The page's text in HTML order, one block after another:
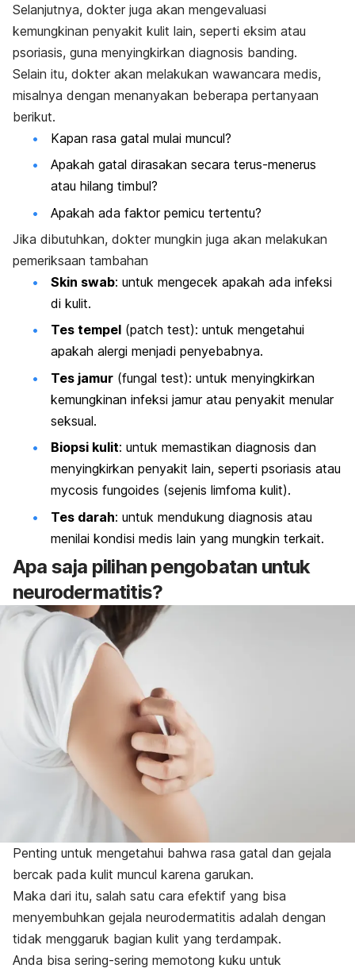
Selanjutnya, dokter juga akan mengevaluasi
kemungkinan penyakit kulit lain, seperti eksim atau
psoriasis, guna menyingkirkan diagnosis banding.
Selain itu, dokter akan melakukan wawancara medis,
misalnya dengan menanyakan beberapa pertanyaan
berikut.
Kapan rasa gatal mulai muncul?
Apakah gatal dirasakan secara terus-menerus
atau hilang timbul?
Apakah ada faktor pemicu tertentu?
Jika dibutuhkan, dokter mungkin juga akan melakukan
pemeriksaan tambahan
Skin swab: untuk mengecek apakah ada infeksi
di kulit.
Tes tempel (patch test): untuk mengetahui
apakah alergi menjadi penyebabnya.
Tes jamur (fungal test): untuk menyingkirkan
kemungkinan infeksi jamur atau penyakit menular
seksual.
Biopsi kulit: untuk memastikan diagnosis dan
menyingkirkan penyakit lain, seperti psoriasis atau
mycosis fungoides (sejenis limfoma kulit).
Tes darah: untuk mendukung diagnosis atau
menilai kondisi medis lain yang mungkin terkait.
Apa saja pilihan pengobatan untuk
neurodermatitis?
Penting untuk mengetahui bahwa rasa gatal dan gejala
bercak pada kulit muncul karena garukan.
Maka dari itu, salah satu cara efektif yang bisa
menyembuhkan gejala neurodermatitis adalah dengan
tidak menggaruk bagian kulit yang terdampak.
Anda bisa sering-sering memotong kuku untuk